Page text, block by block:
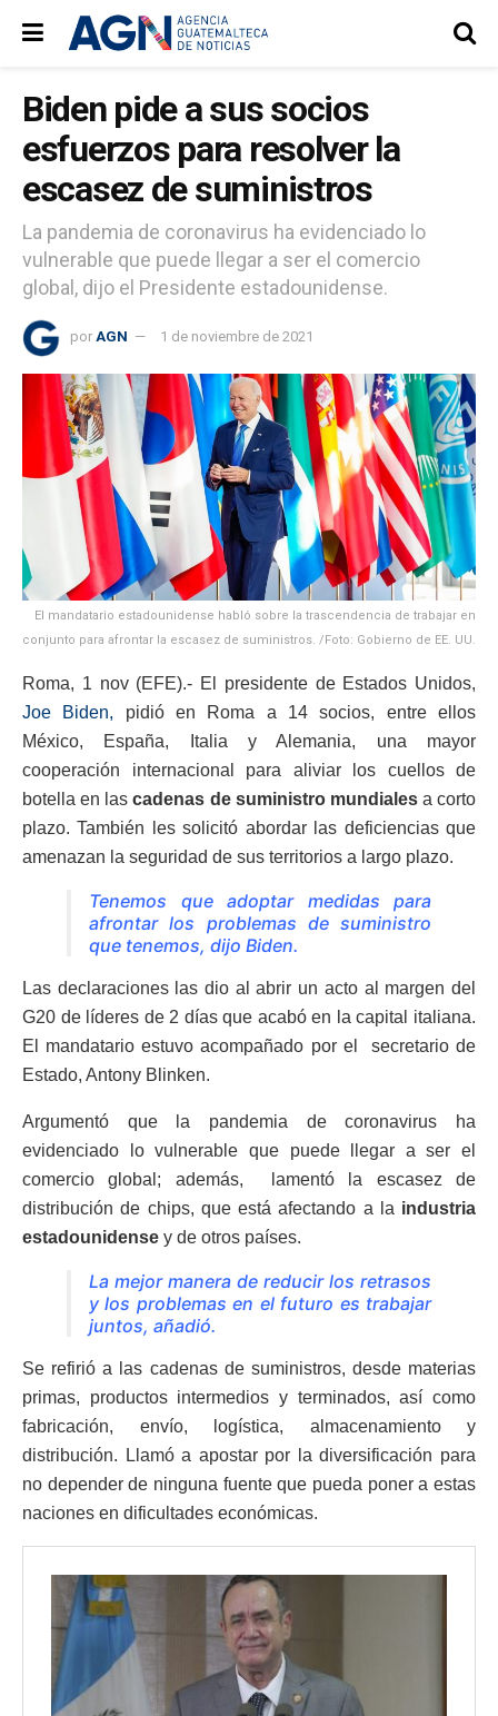
Biden pide a sus socios
esfuerzos para resolver la
escasez de suministros
La pandemia de coronavirus ha evidenciado lo
vulnerable que puede llegar a ser el comercio
global, dijo el Presidente estadounidense.
por AGN 1 de noviembre de 2021
El mandatario estadounidense habló sobre la trascendencia de trabajar en
conjunto para afrontar la escasez de suministros. /Foto: Gobierno de EE. UU.
Roma, 1 nov (EFE).- El presidente de Estados Unidos,
Joe Biden, pidió en Roma a 14 socios, entre ellos
México, España, Italia y Alemania, una mayor
cooperación internacional para aliviar los cuellos de
botella en lascadenas de suministro mundialesa corto
plazo. También les solicitó abordar las deficiencias que
amenazan la seguridad de sus territorios a largo plazo.
Tenemos que adoptar medidas para
afrontar los problemas de suministro
que tenemos, dijo Biden.
Las declaraciones las dio al abrir un acto al margen del
G20 de líderes de 2 días que acabó en la capital italiana.
El mandatario estuvo acompañado por el secretario de
Estado, Antony Blinken.
Argumentó que la pandemia de coronavirus ha
evidenciado lo vulnerable que puede llegar a ser el
comercio global; además, lamentó la escasez de
distribución de chips, que está afectando a la industria
estadounidense y de otros países.
La mejor manera de reducir los retrasos
y los problemas en el futuro es trabajar
juntos, añadió.
Se refirió a las cadenas de suministros, desde materias
primas, productos intermedios y terminados, así como
fabricación, envío, logística, almacenamiento y
distribución. Llamó a apostar por la diversificación para
no depender de ninguna fuente que pueda poner a estas
naciones en dificultades económicas.